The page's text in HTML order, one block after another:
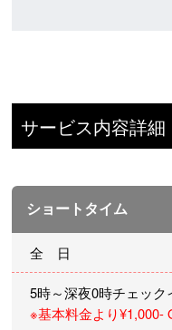
サービス内容詳細
ショートタイム
全 日
5時～深夜0時チェッ
※基本料金より¥1,000-